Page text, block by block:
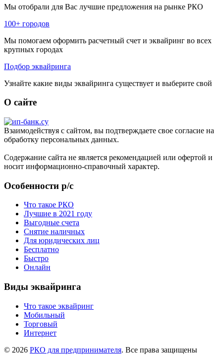
Мы отобрали для Вас лучшие предложения на рынке РКО
100+ городов
Мы помогаем оформить расчетный счет и эквайринг во всех
крупных городах
Подбор эквайринга
Узнайте какие виды эквайринга существует и выберите свой
О сайте
Взаимодействуя с сайтом, вы подтверждаете свое согласие на
обработку персональных данных.
Содержание сайта не является рекомендацией или офертой и
носит информационно-справочный характер.
Особенности р/с
Что такое РКО
Лучшие в 2021 году
Выгодные счета
Снятие наличных
Для юридических лиц
Бесплатно
Быстро
Онлайн
Виды эквайринга
Что такое эквайринг
Мобильный
Торговый
Интернет
© 2026 РКО для предпринимателя. Все права защищены